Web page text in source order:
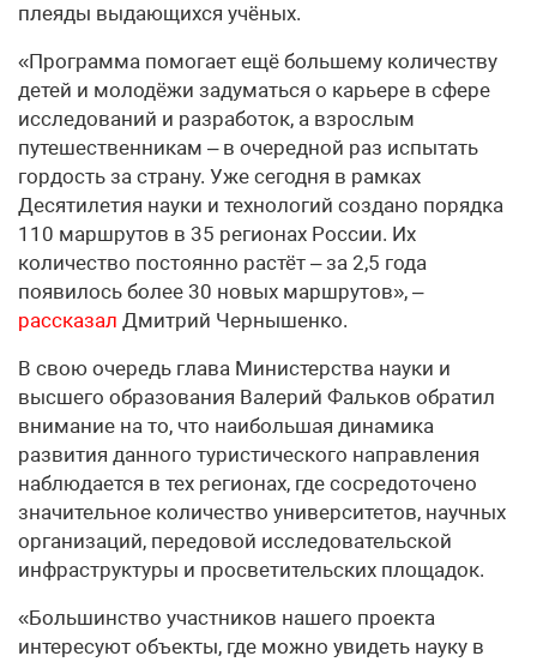
плеяды выдающихся учёных.
«Программа помогает ещё большему количеству
детей и молодёжи задуматься о карьере в сфере
исследований и разработок, а взрослым
путешественникам – в очередной раз испытать
гордость за страну. Уже сегодня в рамках
Десятилетия науки и технологий создано порядка
110 маршрутов в 35 регионах России. Их
количество постоянно растёт – за 2,5 года
появилось более 30 новых маршрутов», –
рассказал Дмитрий Чернышенко.
В свою очередь глава Министерства науки и
высшего образования Валерий Фальков обратил
внимание на то, что наибольшая динамика
развития данного туристического направления
наблюдается в тех регионах, где сосредоточено
значительное количество университетов, научных
организаций, передовой исследовательской
инфраструктуры и просветительских площадок.
«Большинство участников нашего проекта
интересуют объекты, где можно увидеть науку в